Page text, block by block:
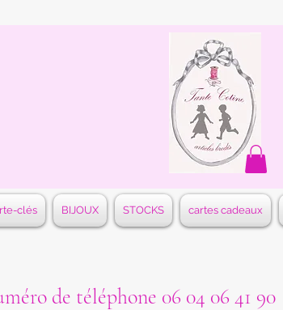
clés BIJOUX STOCKS cartes cadeaux
de téléphone 06 04 06 41 90